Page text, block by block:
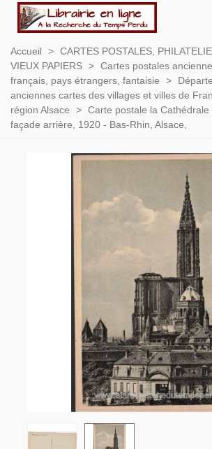
Accueil > CARTES POSTALES,
VIEUX PAPIERS > Cartes postales
français, pays étrangers, fantaisie
>
anciennes cartes des villages et villes de
région Alsace
> Carte postale la Cathédrale
façade arrière, 1920 - Bas-Rhin, Alsace,